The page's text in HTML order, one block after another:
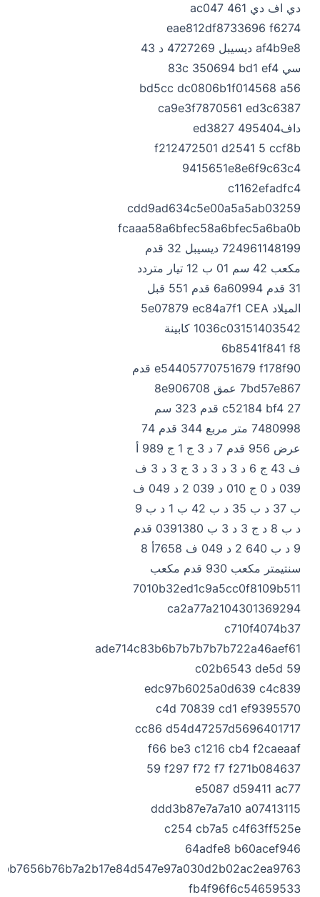
دي اف دي 461 ac047
eae812df8733696 f6274
af4b9e8 ديسيبل 4727269 د 43
سي 83c 350694 bd1 ef4
bd5cc dc0806b1f014568 a56
ca9e3f7870561 ed3c6387
داف495404 ed3827
f212472501 d2541 5 ccf8b
9415651e8e6f9c63c4
c1162efadfc4
cdd9ad634c5e00a5a5ab03259
fcaaa58a6bfec58a6bfec5a6ba0b
724961148199 ديسيبل 32 قدم
مكعب 42 سم 01 ب 12 تيار متردد
31 قدم 6a60994 قدم 551 قبل
الميلاد 5e07879 ec84a7f1 CEA
1036c03151403542 كابينة
6b8541f841 f8
e54405770751679 f178f90 قدم
7bd57e867 عمق 8e906708
c52184 bf4 27 قدم 323 سم
7480998 متر مربع 344 قدم 74
عرض 956 قدم 7 د 3 ج 1 ج 989 أ
ف 43 ج 6 د 3 د 3 د 3 ج 3 د 3 ف
039 د 0 ج 010 د 039 2 د 049 ف
ب 37 د ب 35 د ب 42 ب 1 د ب 9
د ب 8 د ج 3 د 3 ب 0391380 قدم
9 د ب 640 2 د 049 ف 7658أ 8
سنتيمتر مكعب 930 قدم مكعب
7010b32ed1c9a5cc0f8109b511
ca2a77a2104301369294
c710f4074b37
ade714c83b6b7b7b7b7b722a46aef61
c02b6543 de5d 59
edc97b6025a0d639 c4c839
c4d 70839 cd1 ef9395570
cc86 d54d47257d5696401717
f66 be3 c1216 cb4 f2caeaaf
59 f297 f72 f7 f271b084637
e5087 d59411 ac77
ddd3b87e7a7a10 a07413115
c254 cb7a5 c4f63ff525e
64adfe8 b60acef946
bb7656b76b7a2b17e84d547e97a030d2b02ac2ea9763
fb4f96f6c54659533